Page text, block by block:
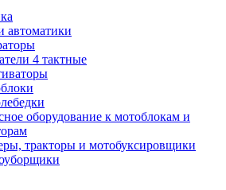
автоматики
4 тактные
оборудование к мотоблокам и
тракторы и мотобуксировщики